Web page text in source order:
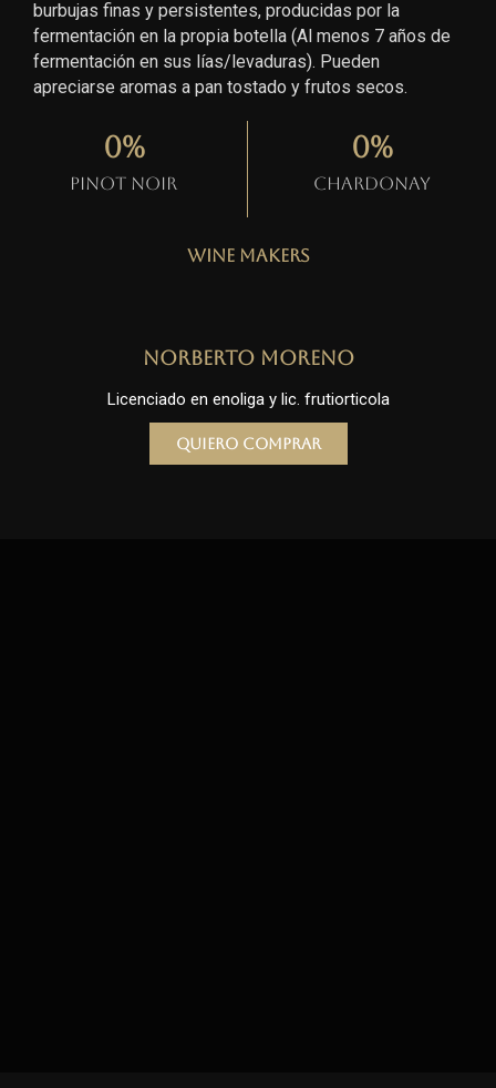
burbujas finas y persistentes, producidas por la
fermentación en la propia botella (Al menos 7 años de
fermentación en sus lías/levaduras). Pueden
apreciarse aromas a pan tostado y frutos secos.
Pinot Noir
0%
Chardonay
0%
Wine Makers
Norberto Moreno
Licenciado en enoliga y lic. frutiorticola
Quiero comprar